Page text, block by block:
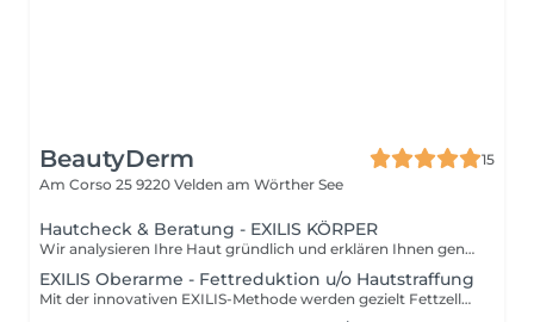
BeautyDerm
15
Am Corso 25 9220 Velden am Wörther See
Hautcheck & Beratung - EXILIS KÖRPER
Wir analysieren Ihre Haut gründlich und erklären Ihnen genau, welche Vorteile unsere Technologie bietet, wie die Anwendung funktioniert und welche Behandlungen ideal zu Ihren Bedürfnissen passen. Bei Buchung einer Behandlung ist unsere persönliche Beratung für Sie selbstverständlich kostenlos.
EXILIS Oberarme - Fettreduktion u/o Hautstraffung
Mit der innovativen EXILIS-Methode werden gezielt Fettzellen reduziert und Problemzonen behandelt, gleichzeitig wird schwaches Bindegewebe gestärkt und lockere Haut effektiv gestrafft sanft, sicher und völlig non-invasiv. Die Kombination aus Radiofrequenz und Ultraschall sorgt dafür, dass Fettdepots durch kontrollierte Erwärmung der Fettzellen weggeschmolzen werden, während gleichzeitig die Haut gestrafft wird. Diese nicht-invasive Behandlung stimuliert die Kollagen- und Elastan-Bildung und verbessert die Hautstruktur, wodurch eine schlankere Silhouette und straffere Konturen erzielt werden. Der angeführte Preis bezieht sich auf eine einzelne Behandlung in einer Körperregion. Für ein nachhaltiges Ergebnis empfehlen wir in der Regel eine Kur von 6-8 Sitzungen, für die wir vorteilhafte Pakete zusammengestellt haben. Wenn mehrere Körperregionen in einer Serie behandelt werden, gestalten wir Ihr persönliches Behandlungskonzept entsprechend mit klaren zusätzlichen Preisvorteilen und abgestimmt auf Ihre Ziele. Wir beraten Sie dazu gerne individuell.